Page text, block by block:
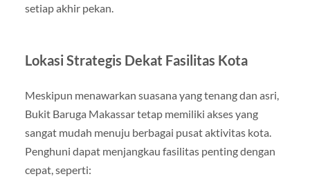
setiap akhir pekan.
Lokasi Strategis Dekat Fasilitas Kota
Meskipun menawarkan suasana yang tenang dan asri,
Bukit Baruga Makassar tetap memiliki akses yang
sangat mudah menuju berbagai pusat aktivitas kota.
Penghuni dapat menjangkau fasilitas penting dengan
cepat, seperti: